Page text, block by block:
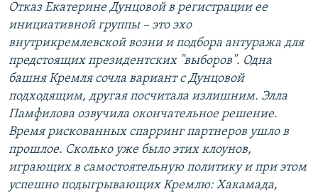
Отказ Екатерине Дунцовой в регистрации ее
инициативной группы – это эхо
внутрикремлевской возни и подбора антуража для
предстоящих президентских "выборов". Одна
башня Кремля сочла вариант с Дунцовой
подходящим, другая посчитала излишним. Элла
Памфилова озвучила окончательное решение.
Время рискованных спарринг партнеров ушло в
прошлое. Сколько уже было этих клоунов,
играющих в самостоятельную политику и при этом
успешно подыгрывающих Кремлю: Хакамада,